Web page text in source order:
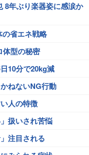
8年ぶり楽器姿に感涙か
省エネ戦略
体型の秘密
10分で20kg減
ねないNG行動
人の特徴
扱いされ苦悩
注目される